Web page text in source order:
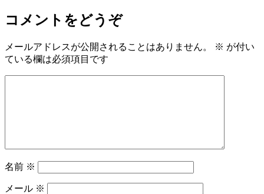
コメントをどうぞ
メールアドレスが公開されることはありません。 ※ が付い
ている欄は必須項目です
名前 ※
メール ※